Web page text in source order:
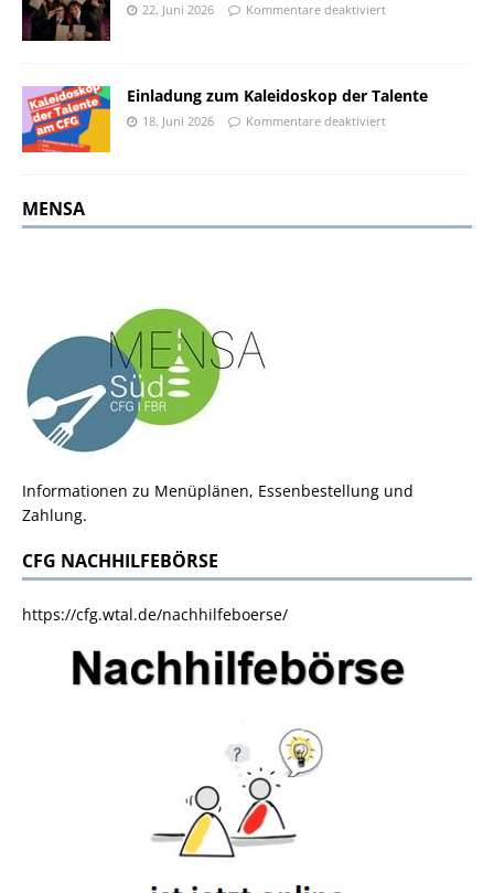
22. Juni 2026 Kommentare deaktiviert
Einladung zum Kaleidoskop der Talente
18. Juni 2026 Kommentare deaktiviert
MENSA
Informationen zu Menüplänen, Essenbestellung und
Zahlung.
CFG NACHHILFEBÖRSE
https://cfg.wtal.de/nachhilfeboerse/